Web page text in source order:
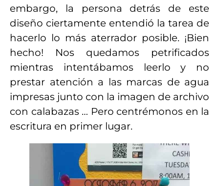
embargo, la persona detrás de este
diseño ciertamente entendió la tarea de
hacerlo lo más aterrador posible. ¡Bien
hecho! Nos quedamos petrificados
mientras intentábamos leerlo y no
prestar atención a las marcas de agua
impresas junto con la imagen de archivo
con calabazas … Pero centrémonos en la
escritura en primer lugar.